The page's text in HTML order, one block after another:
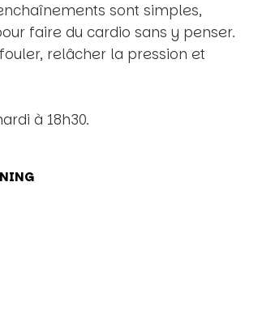
sont simples,
faire du cardio sans y penser.
relâcher la pression et
à 18h30.